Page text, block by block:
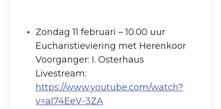
Zondag 11 februari – 10.00 uur
Eucharistieviering met Herenkoor
Voorganger: I. Osterhaus
Livestream:
https://www.youtube.com/watch?
v=aI74EeV-3ZA